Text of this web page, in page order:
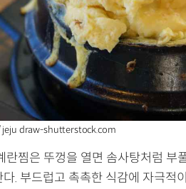
/ jeju draw-shutterstock.com
란찜은 뚜껑을 열면 솜사탕처럼 부
. 부드럽고 촉촉한 식감에 자극적